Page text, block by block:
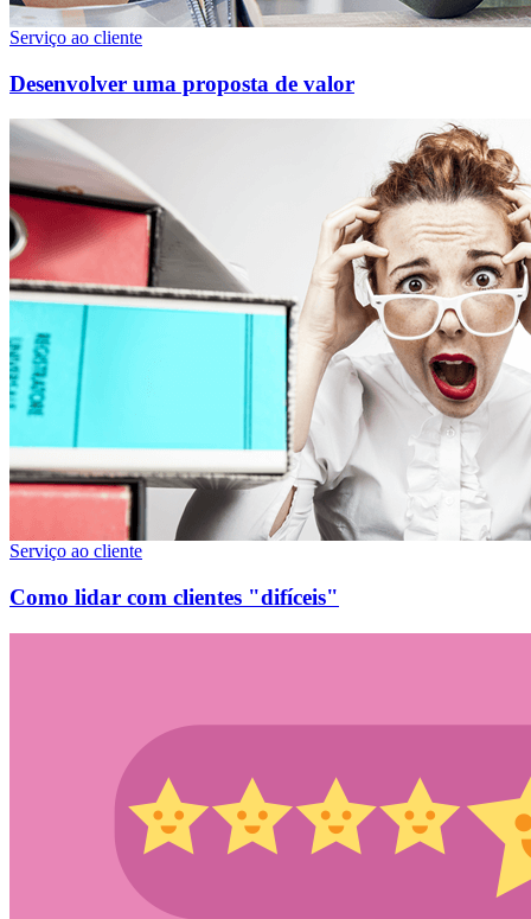
Serviço ao cliente
Desenvolver uma proposta de valor
Serviço ao cliente
Como lidar com clientes "difíceis"